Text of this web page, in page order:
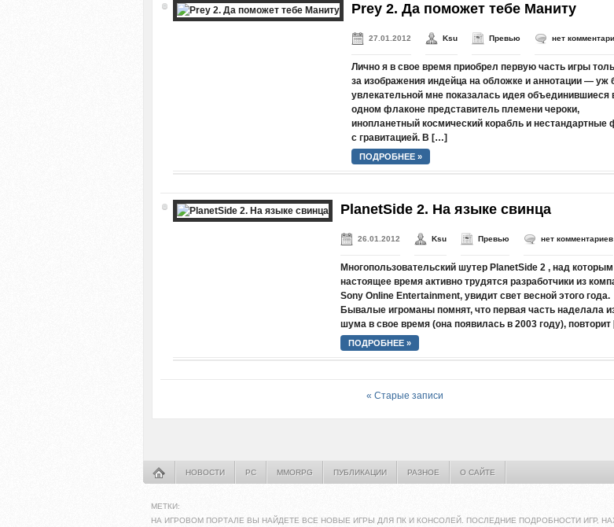
Prey 2. Да поможет тебе Маниту
27.01.2012 Ksu Превью нет
Лично я в свое время приобрел первую часть игры
за изображения индейца на обложке и аннотации — уж
увлекательной мне показалась идея объединившиеся
одном флаконе представитель племени чероки,
инопланетный космический корабль и нестандартные
с гравитацией. В […]
ПОДРОБНЕЕ »
PlanetSide 2. На языке свинца
26.01.2012 Ksu Превью нет комментариев
Многопользовательский шутер PlanetSide 2 , над
настоящее время активно трудятся разработчики из
Sony Online Entertainment, увидит свет весной этого года.
Бывалые игроманы помнят, что первая часть наделала
шума в свое время (она появилась в 2003 году),
ПОДРОБНЕЕ »
« Старые записи
НОВОСТИ PC MMORPG ПУБЛИКАЦИИ РАЗНОЕ О САЙТЕ
МЕТКИ:
НА ИГРОВОМ ПОРТАЛЕ ВЫ НАЙДЕТЕ ВСЕ НОВЫЕ ИГРЫ ДЛЯ ПК И КОНСОЛЕЙ. ПОСЛЕДНИЕ ПОДРОБНОСТИ ИГР,